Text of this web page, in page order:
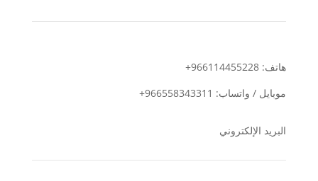
هاتف: 966114455228+
موبايل / واتساب: 966558343311+
البريد الإلكتروني